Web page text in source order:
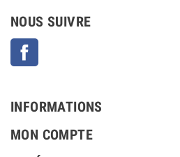
NOUS SUIVRE
INFORMATIONS
MON COMPTE